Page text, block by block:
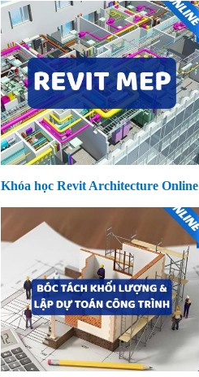
Khóa học Revit Architecture Online